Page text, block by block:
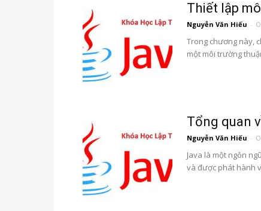
Thiết lập
Nguyễn Văn Hiếu -
Trong chương này,
một môi trường
Tổng quan
Nguyễn Văn Hiếu -
Java là một ngôn
và được phát hành